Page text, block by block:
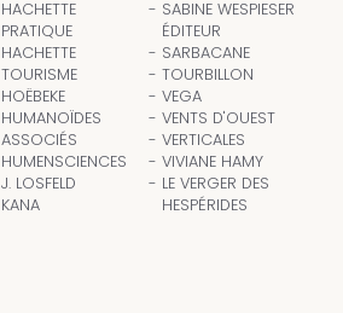
HACHETTE
PRATIQUE
HACHETTE
TOURISME
HOËBEKE
HUMANOÏDES
ASSOCIÉS
HUMENSCIENCES
J. LOSFELD
KANA
SABINE WESPIESER
ÉDITEUR
SARBACANE
TOURBILLON
VEGA
VENTS D'OUEST
VERTICALES
VIVIANE HAMY
LE VERGER DES
HESPÉRIDES